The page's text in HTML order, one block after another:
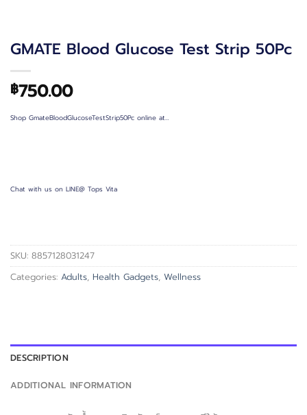
GMATE Blood Glucose Test Strip 50Pc
฿750.00
Shop GmateBloodGlucoseTestStrip50Pc online at…
Chat with us on LINE@ Tops Vita
SKU: 8857128031247
Categories: Adults, Health Gadgets, Wellness
DESCRIPTION
ADDITIONAL INFORMATION